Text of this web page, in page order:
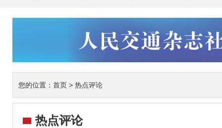
您的位置： 首页 > 热点评论
热点评论